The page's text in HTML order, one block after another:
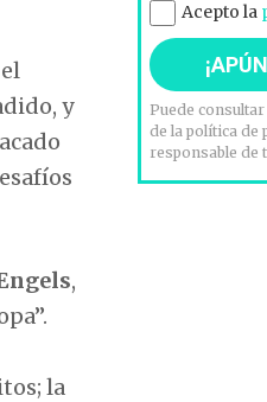
y
,
la
Acepto la
Puede
de la política
responsable